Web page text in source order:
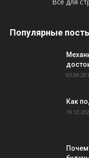
Популярные
Как